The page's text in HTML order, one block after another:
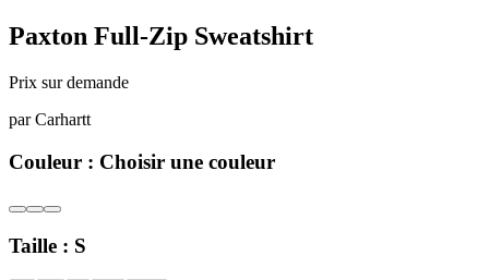
Paxton Full-Zip Sweatshirt
Prix sur demande
par Carhartt
Couleur : Choisir une couleur
Taille : S